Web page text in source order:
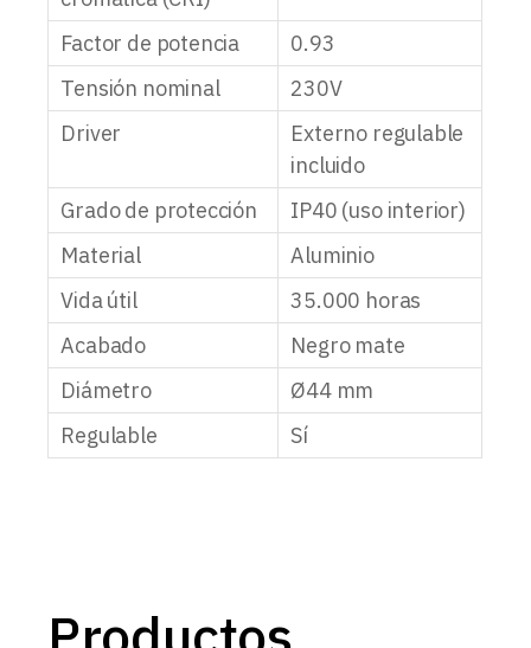
Factor de potencia
0.93
Tensión nominal
230V
Driver
Externo regulable
incluido
Grado de protección
IP40 (uso interior)
Material
Aluminio
Vida útil
35.000 horas
Acabado
Negro mate
Diámetro
Ø44 mm
Regulable
Sí